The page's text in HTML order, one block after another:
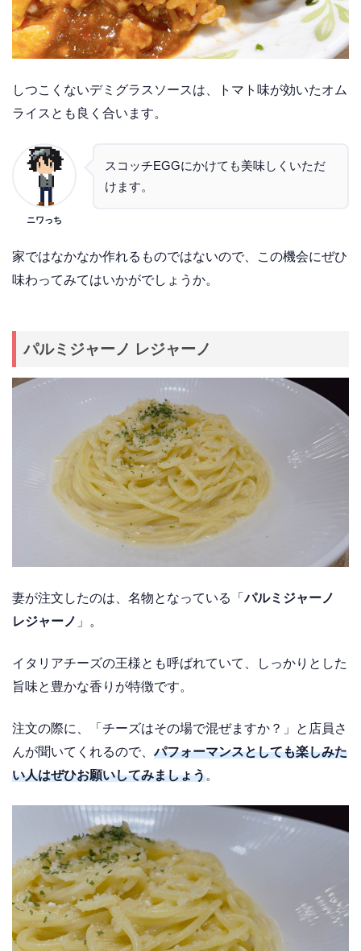
しつこくないデミグラスソースは、トマト味が効いたオム
ライスとも良く合います。
ニワっち
スコッチEGGにかけても美味しくいただ
けます。
家ではなかなか作れるものではないので、この機会にぜひ
味わってみてはいかがでしょうか。
パルミジャーノ レジャーノ
妻が注文したのは、名物となっている「パルミジャーノ
レジャーノ 」。
イタリアチーズの王様とも呼ばれていて、しっかりとした
旨味と豊かな香りが特徴です。
注文の際に、「チーズはその場で混ぜますか？」と店員さ
んが聞いてくれるので、パフォーマンスとしても楽しみた
い人はぜひお願いしてみましょう。